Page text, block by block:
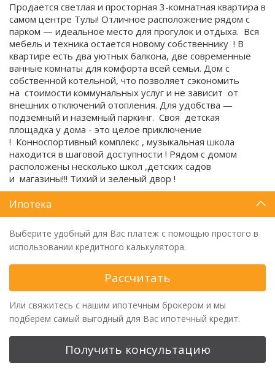
Продается светлая и просторная 3-комнатная квартира в
самом центре Тулы! Отличное расположение рядом с
парком — идеальное место для прогулок и отдыха. Вся
мебель и техника остается новому собственнику ! В
квартире есть два уютных балкона, две современные
ванные комнаты для комфорта всей семьи. Дом с
собственной котельной, что позволяет сэкономить
на стоимости коммунальных услуг и не зависит от
внешних отключений отопления. Для удобства —
подземный и наземный паркинг. Своя детская
площадка у дома - это целое приключение
! Конноспортивный комплекс , музыкальная школа
находится в шаговой доступности ! Рядом с домом
расположены несколько школ ,детских садов
и магазины!!! Тихий и зеленый двор !
Ипотека
Выберите удобный для Вас платеж с помощью простого в
использовании кредитного калькулятора.
Рассчитать
Или свяжитесь с нашим ипотечным брокером и мы
подберем самый выгодный для Вас ипотечный кредит.
Получить консультацию